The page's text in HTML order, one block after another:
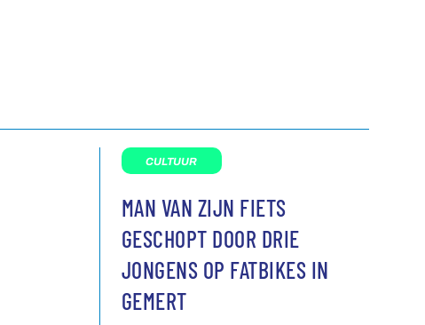
CULTUUR
MAN VAN ZIJN FIETS
GESCHOPT DOOR DRIE
JONGENS OP FATBIKES IN
GEMERT